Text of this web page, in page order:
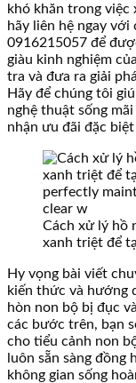
khó khăn trong
hãy liên hệ ngay
0916215057 để
giàu kinh nghiệm
tra và đưa ra giải
Hãy để chúng tôi
nghệ thuật sống
nhận ưu đãi đặc
Cách xử lý hồ
xanh triệt để
Hy vọng bài viết
kiến thức và hướng
hòn non bộ bị đục
các bước trên, bạn
cho tiểu cảnh non
luôn sẵn sàng
không gian sống